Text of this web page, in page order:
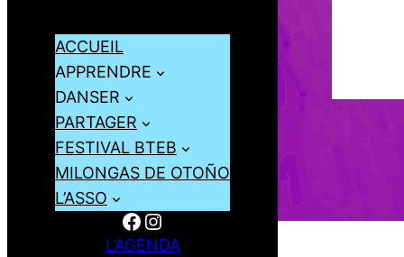
ACCUEIL
APPRENDRE
DANSER
PARTAGER
FESTIVAL BTEB
MILONGAS DE OTOÑO
L’ASSO
Facebook Instagram
L’AGENDA